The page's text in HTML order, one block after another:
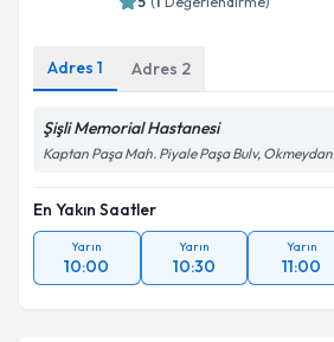
E-posta Adresiniz
Kişisel verilerimin işlenmesine
Metni'ni okudum ve kişisel
Takvim Talebini
Adres 1 Adres 2
Şişli Memorial Hastanesi
Kaptan Paşa Mah. Piyale Paşa Bulv,
En Yakın Saatler
Yarın
10:00
Yarın
10:30
Yarın
11:00